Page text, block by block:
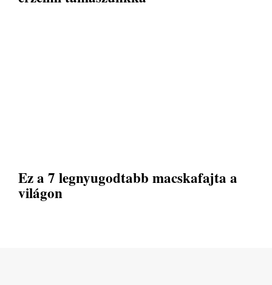
Ez a 7 legnyugodtabb macskafajta a
világon